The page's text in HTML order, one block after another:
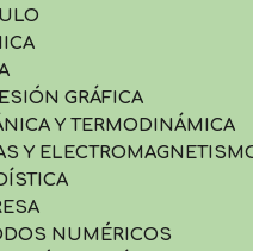
GRÁFICA
Y TERMODINÁMICA
Y
NUMÉRICOS